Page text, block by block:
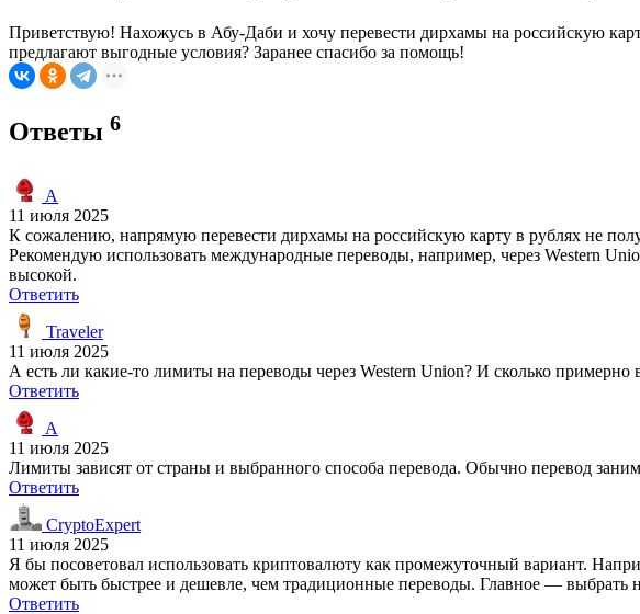
Приветствую! Нахожусь в Абу-Даби и хочу перевести дирхамы на российскую
предлагают выгодные условия? Заранее спасибо за помощь!
Ответы 6
A
11 июля 2025
К сожалению, напрямую перевести дирхамы на российскую карту в рублях не
Рекомендую использовать международные переводы, например, через Western
высокой.
Ответить
Traveler
11 июля 2025
А есть ли какие-то лимиты на переводы через Western Union? И сколько примерно
Ответить
A
11 июля 2025
Лимиты зависят от страны и выбранного способа перевода. Обычно перевод
Ответить
CryptoExpert
11 июля 2025
Я бы посоветовал использовать криптовалюту как промежуточный вариант.
может быть быстрее и дешевле, чем традиционные переводы. Главное — выбрать
Ответить